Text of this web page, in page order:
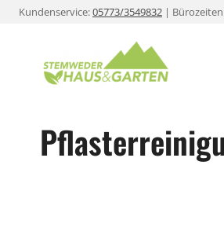
ZumKundenservice:05773/3549832 |